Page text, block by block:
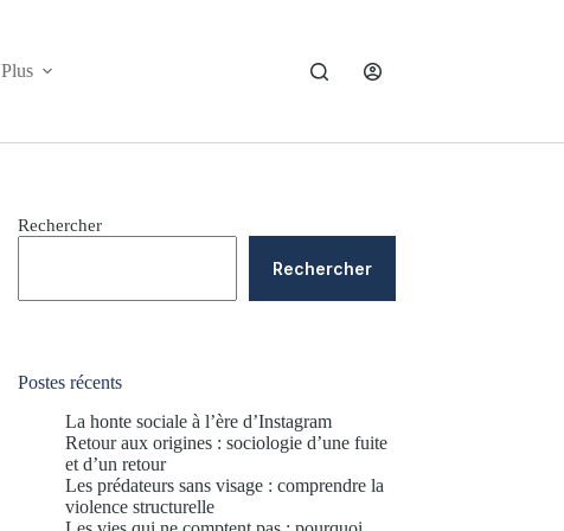
Plus
Rechercher
Rechercher
Postes récents
La honte sociale à l’ère d’Instagram
Retour aux origines : sociologie d’une fuite
et d’un retour
Les prédateurs sans visage : comprendre la
violence structurelle